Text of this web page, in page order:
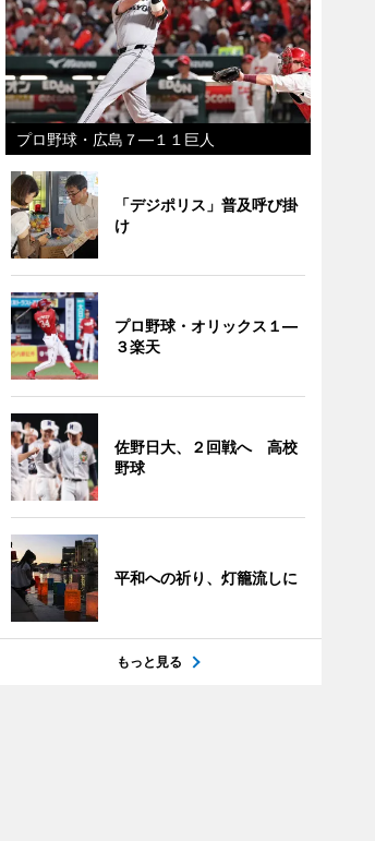
プロ野球・広島７―１１巨人
「デジポリス」普及呼び掛
け
プロ野球・オリックス１―
３楽天
佐野日大、２回戦へ 高校
野球
平和への祈り、灯籠流しに
もっと見る